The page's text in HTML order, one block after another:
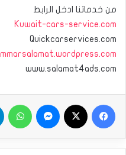
من خدماتنا ادخل الرابط
Kuwait-cars-service.com
Quickcarservices.com
www.salamat4ads.com
فيسبوك ماسنجر